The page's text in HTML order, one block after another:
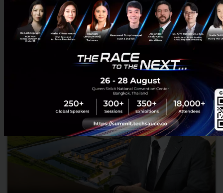
สิงหาคม 6, 2026 | ByTechsauce Team
News ประเทศไทย เศรษฐกิจไทย